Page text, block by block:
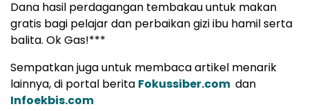
Dana hasil perdagangan tembakau untuk makan
gratis bagi pelajar dan perbaikan gizi ibu hamil serta
balita. Ok Gas!***
Sempatkan juga untuk membaca artikel menarik
lainnya, di portal berita Fokussiber.com dan
Infoekbis.com